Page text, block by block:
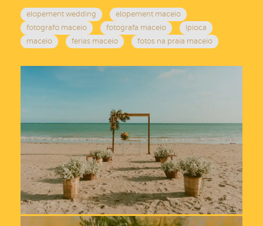
elopement wedding
elopement maceio
fotografo maceio
fotografa maceio
ipioca
maceio
ferias maceio fotos na praia maceio